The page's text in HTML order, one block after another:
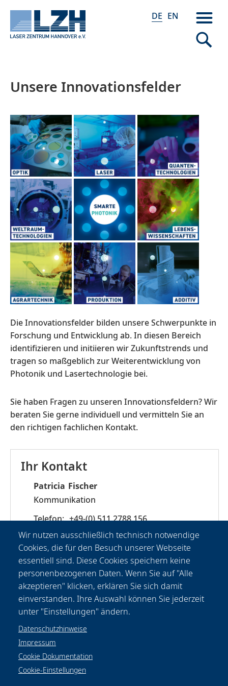
Direkt
DE EN
Unsere Innovationsfelder
Die Innovationsfelder bilden unsere Schwerpunkte in
Forschung und Entwicklung ab. In diesen Bereich
identifizieren und initiieren wir Zukunftstrends und
tragen so maßgeblich zur Weiterentwicklung von
Photonik und Lasertechnologie bei.
Sie haben Fragen zu unseren Innovationsfeldern? Wir
beraten Sie gerne individuell und vermitteln Sie an
den richtigen fachlichen Kontakt.
Ihr Kontakt
Patricia Fischer
Kommunikation
+49-(0) 511 2788 156
Wir nutzen ausschließlich technisch notwendige
Cookies, die für den Besuch unserer Webseite
essentiell sind. Diese Cookies speichern keine
personenbezogenen Daten. Wenn Sie auf "Alle
akzeptieren" klicken, erklären Sie sich damit
einverstanden. Ihre Auswahl können Sie jederzeit
unter "Einstellungen" ändern.
Datenschutzhinweise
Impressum
Cookie Dokumentation
Cookie-Einstellungen